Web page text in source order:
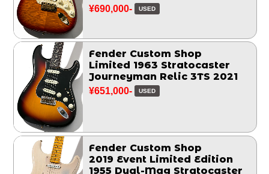
¥690,000- USED
Fender Custom Shop
Limited 1963 Stratocaster
Journeyman Relic 3TS 2021
¥651,000- USED
Fender Custom Shop
2019 Event Limited Edition
1955 Dual-Mag Stratocaster